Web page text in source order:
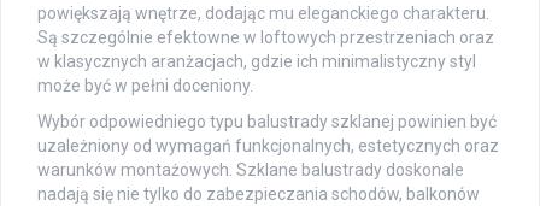
powiększają wnętrze, dodając mu eleganckiego charakteru.
Są szczególnie efektowne w loftowych przestrzeniach oraz
w klasycznych aranżacjach, gdzie ich minimalistyczny styl
może być w pełni doceniony.
Wybór odpowiedniego typu balustrady szklanej powinien być
uzależniony od wymagań funkcjonalnych, estetycznych oraz
warunków montażowych. Szklane balustrady doskonale
nadają się nie tylko do zabezpieczania schodów, balkonów